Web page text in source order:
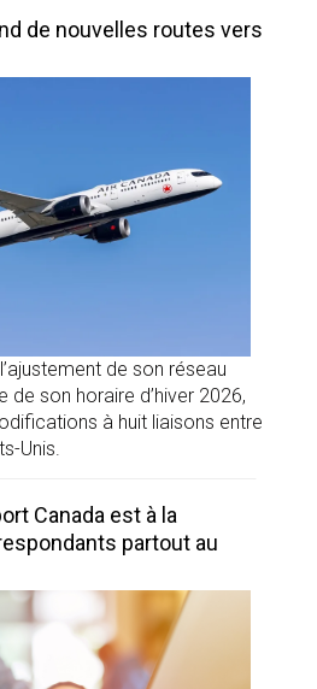
de nouvelles routes vers
de son réseau
de son horaire d’hiver 2026,
à huit liaisons entre
Unis.
Canada est à la
partout au